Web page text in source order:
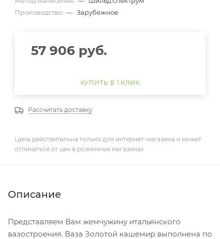
Производство — Зарубежное
57 906 руб.
КУПИТЬ В 1 КЛИК
Рассчитать доставку
Цена действительна только для интернет-магазина и может
отличаться от цен в розничных магазинах
Описание
Представляем Вам жемчужину итальянского
вазостроения. Ваза Золотой кашемир выполнена по